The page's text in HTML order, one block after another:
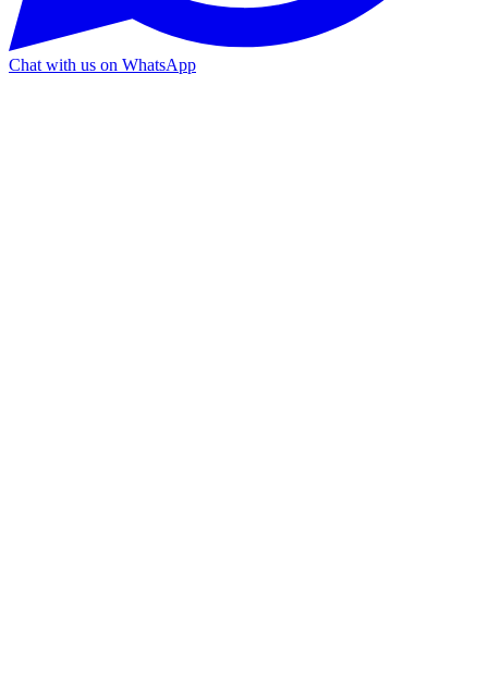
Chat with us on WhatsApp